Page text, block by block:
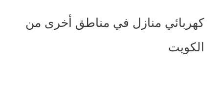
كهربائي منازل في مناطق أخرى من
الكويت